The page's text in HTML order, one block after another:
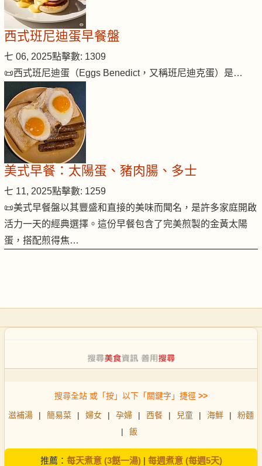
西式班尼迪蛋早餐盤
七 06, 2025點擊數: 1309
📜西式班尼迪蛋（Eggs Benedict，又稱班尼迪克蛋）是…
美式早餐：太陽蛋、豬肉腸、多士
七 11, 2025點擊數: 1259
📜美式早餐盤以其豐盛和直接的美味而聞名，是許多家庭開啟
活力一天的經典選擇。這份早餐包含了完美煎製的金黃太陽
蛋，搭配煎得焦…
搜尋全站 或「按」以下「關鍵字」捷徑 >>
滋補湯 | 簡易菜 | 婦女 | 孕婦 | 西餐 | 兒童 | 海鮮 |
粉麵
|
飯
推薦： 每天煮意 (3餸一湯)| 每週煮意 (每週5天)